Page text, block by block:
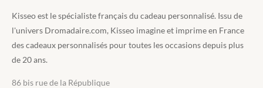
Kisseo est le spécialiste français du cadeau personnalisé. Issu de
l'univers Dromadaire.com, Kisseo imagine et imprime en France
des cadeaux personnalisés pour toutes les occasions depuis plus
de 20 ans.
86 bis rue de la République